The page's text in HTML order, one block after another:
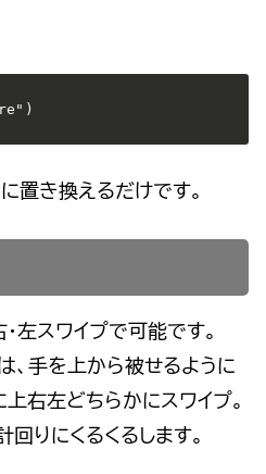
置き換えるだけです。
・左スワイプで可能です。
、手を上から被せるように
上右左どちらかにスワイプ。
回りにくるくるします。